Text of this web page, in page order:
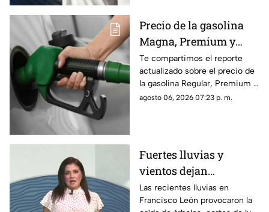
Precio de la gasolina
Magna, Premium y
Diésel en Chiapas:
costo por municipio
este viernes 7 de agosto
Te compartimos el reporte
actualizado sobre el precio de
la gasolina Regular, Premium y
Diésel en las estaciones de
agosto 06, 2026 07:23 p. m.
Fuertes lluvias y
vientos dejan
viviendas dañadas en
Francisco León,
Las recientes lluvias en
Francisco León provocaron la